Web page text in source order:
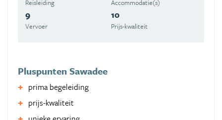
Reisleiding Accommodatie(s)
9
Vervoer
10
Prijs-kwaliteit
Pluspunten Sawadee
prima begeleiding
prijs-kwaliteit